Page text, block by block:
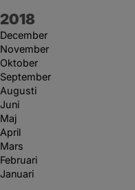
År:
2018
December
November
Oktober
September
Augusti
Juni
Maj
April
Mars
Februari
Januari